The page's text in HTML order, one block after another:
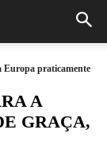
Europa praticamente
A
GRAÇA,